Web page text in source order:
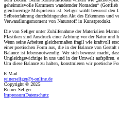
geheimnisvolle Kammern wandernder Nomaden“
gleichwertige Mitspielerin ist. Seliger wählt bewusst den
Selbsterfahrung durchdringenden Akt des Erkennens und
Verwandlungsmoment von Naturstoff in Kunstprodukt.
Die von Seliger unter Zuhilfenahme der Materialien
Plastiken sind Ausdruck einer Achtung vor der Natur und
Wenn seine Arbeiten gleichermaßen fragil wie kraftvoll
einer poetischen Form aus, die in der Balance von
Balance ist lebensnotwendig. Wer sich bewusst macht,
Ungleichgewichtige in uns und in der Umwelt aufspüren.
Um diese Balance zu halten, konstruieren wir poetische
E-Mail
reinerseliger@t-online.de
Copyright © 2025
Reiner Seliger
ImpressumDatenschutz